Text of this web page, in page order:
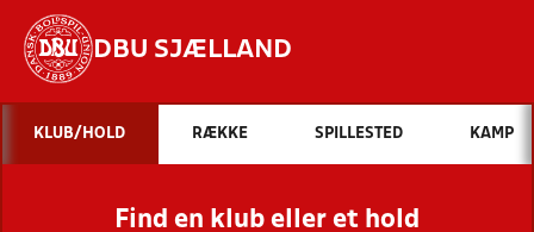
DBU SJÆLLAND
Hvad vil du søge efter?
INDHOLD OG NYHEDER
STILLINGER, RESULTATER, KLUBBER OG
KLUB/HOLD RÆKKE SPILLESTED KAMP
Find en klub eller et hold